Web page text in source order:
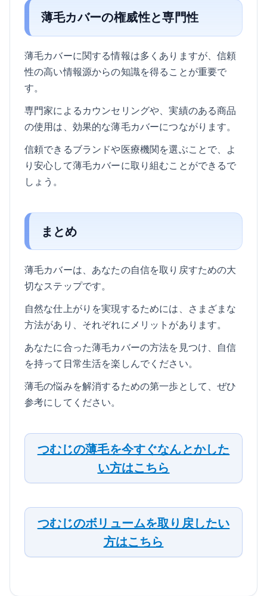
薄毛カバーの権威性と専門性
薄毛カバーに関する情報は多くありますが、信頼
性の高い情報源からの知識を得ることが重要で
す。
専門家によるカウンセリングや、実績のある商品
の使用は、効果的な薄毛カバーにつながります。
信頼できるブランドや医療機関を選ぶことで、よ
り安心して薄毛カバーに取り組むことができるで
しょう。
まとめ
薄毛カバーは、あなたの自信を取り戻すための大
切なステップです。
自然な仕上がりを実現するためには、さまざまな
方法があり、それぞれにメリットがあります。
あなたに合った薄毛カバーの方法を見つけ、自信
を持って日常生活を楽しんでください。
薄毛の悩みを解消するための第一歩として、ぜひ
参考にしてください。
つむじの薄毛を今すぐなんとかした
い方はこちら
つむじのボリュームを取り戻したい
方はこちら